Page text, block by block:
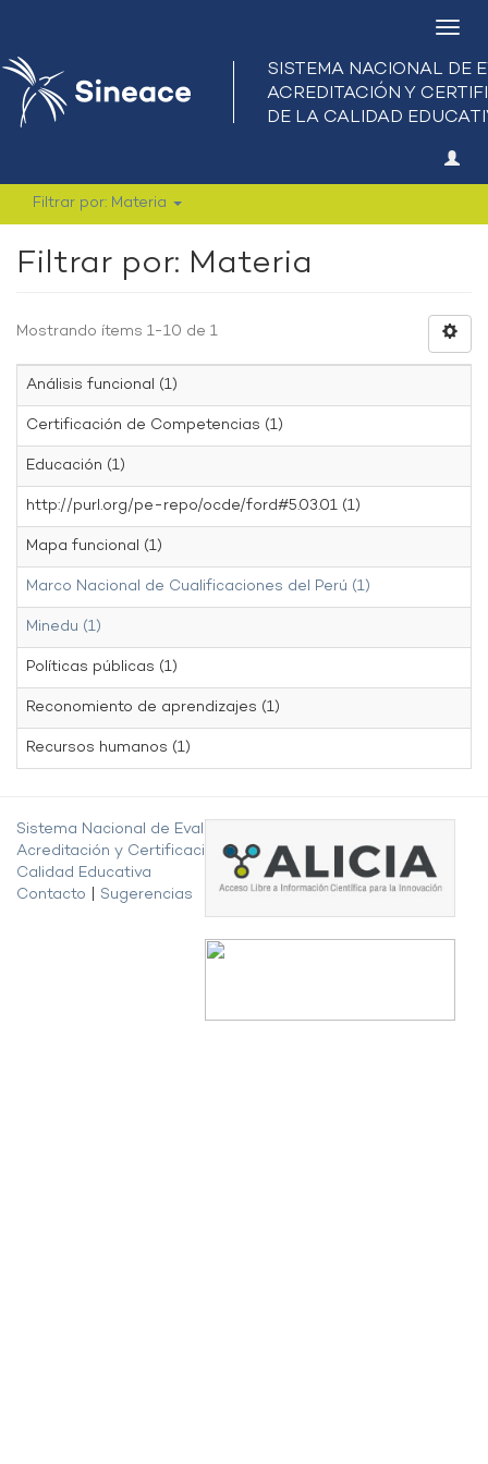
Filtrar por: Materia
Filtrar por: Materia
Mostrando ítems 1-10 de 1
Análisis funcional (1)
Certificación de Competencias (1)
Educación (1)
http://purl.org/pe-repo/ocde/ford#5.03.01 (1)
Mapa funcional (1)
Marco Nacional de Cualificaciones del Perú (1)
Minedu (1)
Políticas públicas (1)
Reconomiento de aprendizajes (1)
Recursos humanos (1)
Sistema Nacional de Evaluación,
Acreditación y Certificación de la
Calidad Educativa
Contacto
Sugerencias